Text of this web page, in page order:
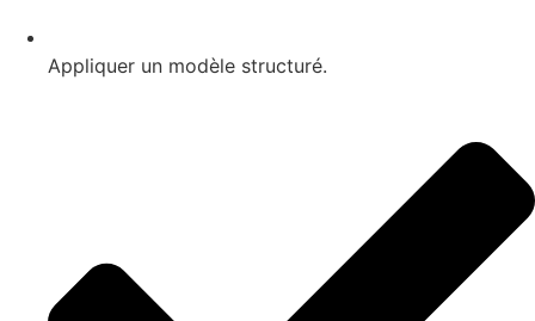
Appliquer un modèle structuré.